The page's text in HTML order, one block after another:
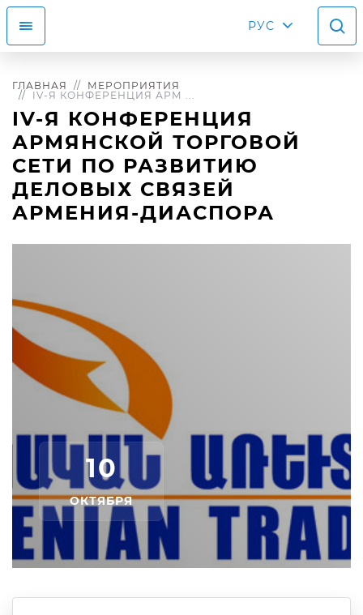
РУС
ГЛАВНАЯ
МЕРОПРИЯТИЯ
IV-Я КОНФЕРЕНЦИЯ АРМ ...
IV-Я КОНФЕРЕНЦИЯ
АРМЯНСКОЙ ТОРГОВОЙ
СЕТИ ПО РАЗВИТИЮ
ДЕЛОВЫХ СВЯЗЕЙ
АРМЕНИЯ-ДИАСПОРА
10
ОКТЯБРЯ